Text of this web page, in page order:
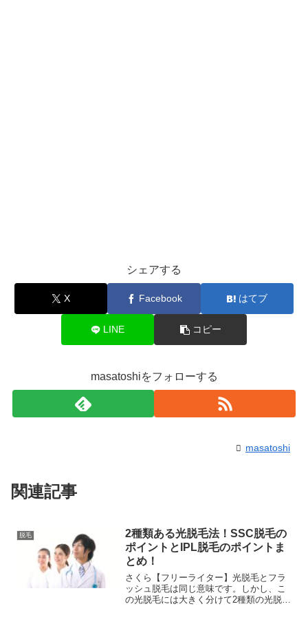
シェアする
X Facebook はてブ
LINE コピー
masatoshiをフォローする
masatoshi
関連記事
脱毛
2種類ある光脱毛法！SSC脱毛の
ポイントとIPL脱毛のポイントま
とめ！
さくら【フリーライター】光脱毛とフラ
ッシュ脱毛は同じ意味です。しかし、こ
の光脱毛には大きく分けて2種類の光脱毛